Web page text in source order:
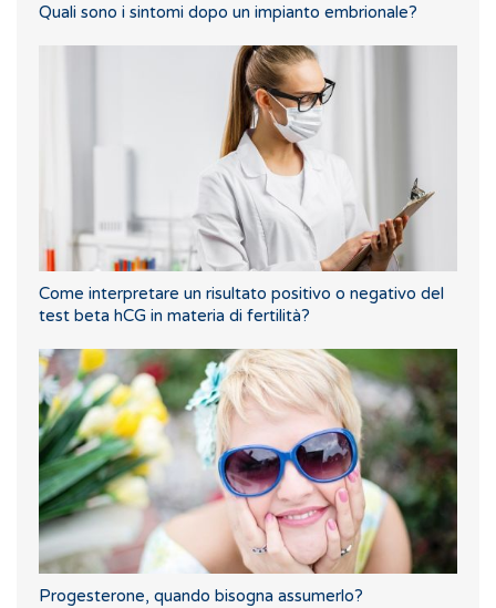
Quali sono i sintomi dopo un impianto embrionale?
Come interpretare un risultato positivo o negativo del
test beta hCG in materia di fertilità?
Progesterone, quando bisogna assumerlo?